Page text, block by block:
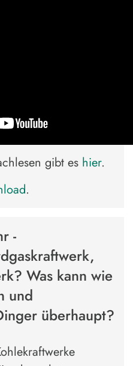
gibt es hier.
.
-
Was kann wie
und
überhaupt?